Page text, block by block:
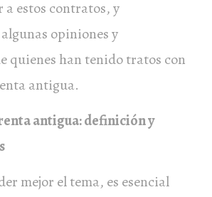
estos contratos, y
opiniones y
quienes han tenido tratos con
antigua.
antigua: definición y
mejor el tema, es esencial